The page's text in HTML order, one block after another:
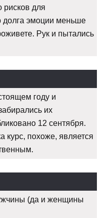
рисков для
долга эмоции меньше
Рук и пытались
году и
их
12 сентября.
курс, похоже, является
(да и женщины